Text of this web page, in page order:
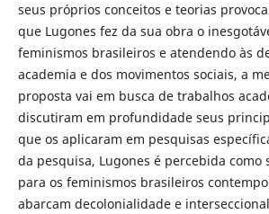
seus próprios conceitos e teorias
que Lugones fez da sua obra o
feminismos brasileiros e atendendo às
academia e dos movimentos sociais, a
proposta vai em busca de trabalhos
discutiram em profundidade seus
que os aplicaram em pesquisas
da pesquisa, Lugones é percebida como
para os feminismos brasileiros
abarcam decolonialidade e